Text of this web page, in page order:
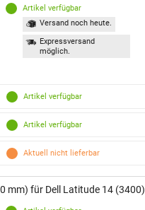
Artikel verfügbar
Versand noch heute.
Expressversand
möglich.
Artikel verfügbar
Artikel verfügbar
Aktuell nicht lieferbar
mm) für Dell Latitude 14 (3400)